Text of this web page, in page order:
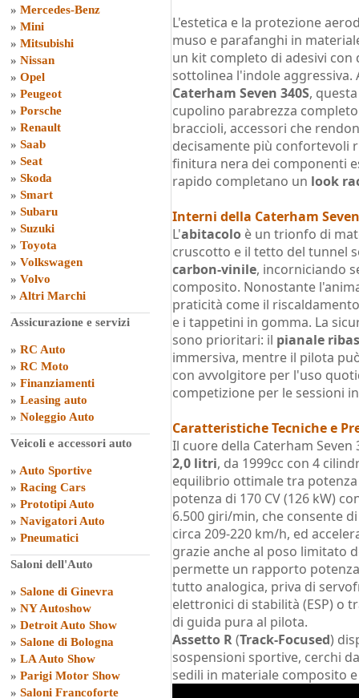
» Mercedes-Benz
» Mini
» Mitsubishi
» Nissan
» Opel
» Peugeot
» Porsche
» Renault
» Saab
» Seat
» Skoda
» Smart
» Subaru
» Suzuki
» Toyota
» Volkswagen
» Volvo
» Altri Marchi
Assicurazione e servizi
» RC Auto
» RC Moto
» Finanziamenti
» Leasing auto
» Noleggio Auto
Veicoli e accessori auto
» Auto Sportive
» Racing Cars
» Prototipi Auto
» Navigatori Auto
» Pneumatici
Saloni dell'Auto
» Salone di Ginevra
» NY Autoshow
» Detroit Auto Show
» Salone di Bologna
» LA Auto Show
» Parigi Motor Show
» Saloni Francoforte
L'estetica e la protezione
muso e parafanghi in
un kit completo di adesivi
sottolinea l'indole
Caterham Seven 340S,
cupolino parabrezza
braccioli, accessori che
decisamente più confortevoli
finitura nera dei componenti
rapido completano un look
Interni della Caterham
L'abitacolo è un trionfo di
cruscotto e il tetto del tunnel
carbon-vinile, incorniciando
composito. Nonostante
praticità come il
e i tappetini in gomma. La
sono prioritari: il pianale
immersiva, mentre il pilota
con avvolgitore per l'uso
competizione per le sessioni
Caratteristiche Tecniche e
Il cuore della Caterham Seven
2,0 litri, da 1999cc con 4
equilibrio ottimale tra
potenza di 170 CV (126 kW)
6.500 giri/min, che consente
circa 209-220 km/h, ed
grazie anche al poso limitato
permette un rapporto
tutto analogica, priva di
elettronici di stabilità (ESP) o
di guida pura al pilota.
Assetto R(Track-Focused)
sospensioni sportive, cerchi
sedili in materiale composito